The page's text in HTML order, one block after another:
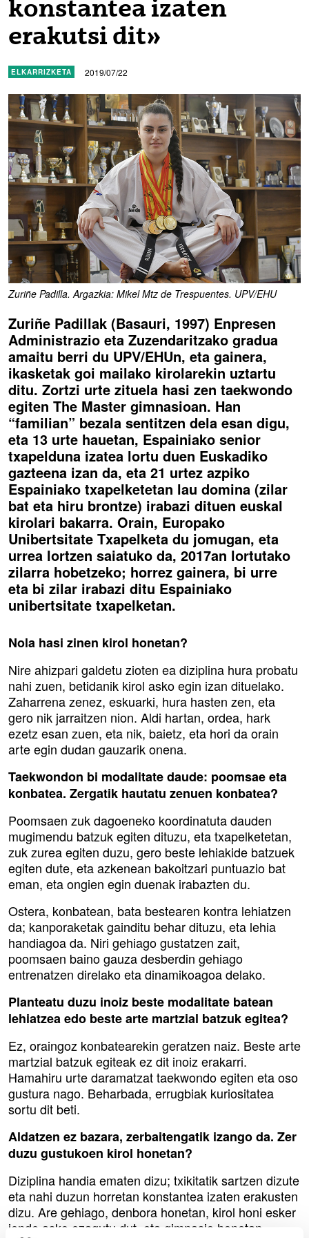
konstantea izaten
erakutsi dit»
ELKARRIZKETA 2019/07/22
Zuriñe Padilla. Argazkia: Mikel Mtz de Trespuentes. UPV/EHU
Zuriñe Padillak (Basauri, 1997) Enpresen
Administrazio eta Zuzendaritzako gradua
amaitu berri du UPV/EHUn, eta gainera,
ikasketak goi mailako kirolarekin uztartu
ditu. Zortzi urte zituela hasi zen taekwondo
egiten The Master gimnasioan. Han
“familian” bezala sentitzen dela esan digu,
eta 13 urte hauetan, Espainiako senior
txapelduna izatea lortu duen Euskadiko
gazteena izan da, eta 21 urtez azpiko
Espainiako txapelketetan lau domina (zilar
bat eta hiru brontze) irabazi dituen euskal
kirolari bakarra. Orain, Europako
Unibertsitate Txapelketa du jomugan, eta
urrea lortzen saiatuko da, 2017an lortutako
zilarra hobetzeko; horrez gainera, bi urre
eta bi zilar irabazi ditu Espainiako
unibertsitate txapelketan.
Nola hasi zinen kirol honetan?
Nire ahizpari galdetu zioten ea diziplina hura probatu
nahi zuen, betidanik kirol asko egin izan dituelako.
Zaharrena zenez, eskuarki, hura hasten zen, eta
gero nik jarraitzen nion. Aldi hartan, ordea, hark
ezetz esan zuen, eta nik, baietz, eta hori da orain
arte egin dudan gauzarik onena.
Taekwondon bi modalitate daude: poomsae eta
konbatea. Zergatik hautatu zenuen konbatea?
Poomsaen zuk dagoeneko koordinatuta dauden
mugimendu batzuk egiten dituzu, eta txapelketetan,
zuk zurea egiten duzu, gero beste lehiakide batzuek
egiten dute, eta azkenean bakoitzari puntuazio bat
eman, eta ongien egin duenak irabazten du.
Ostera, konbatean, bata bestearen kontra lehiatzen
da; kanporaketak gainditu behar dituzu, eta lehia
handiagoa da. Niri gehiago gustatzen zait,
poomsaen baino gauza desberdin gehiago
entrenatzen direlako eta dinamikoagoa delako.
Planteatu duzu inoiz beste modalitate batean
lehiatzea edo beste arte martzial batzuk egitea?
Ez, oraingoz konbatearekin geratzen naiz. Beste arte
martzial batzuk egiteak ez dit inoiz erakarri.
Hamahiru urte daramatzat taekwondo egiten eta oso
gustura nago. Beharbada, errugbiak kuriositatea
sortu dit beti.
Aldatzen ez bazara, zerbaitengatik izango da. Zer
duzu gustukoen kirol honetan?
Diziplina handia ematen dizu; txikitatik sartzen dizute
eta nahi duzun horretan konstantea izaten erakusten
dizu. Are gehiago, denbora honetan, kirol honi esker
jende asko ezagutu dut, eta gimnasio honetan